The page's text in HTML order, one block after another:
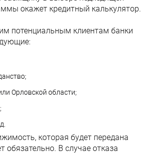
окажет кредитный калькулятор.
потенциальным клиентам банки
Орловской области;
которая будет передана
обязательно. В случае отказа